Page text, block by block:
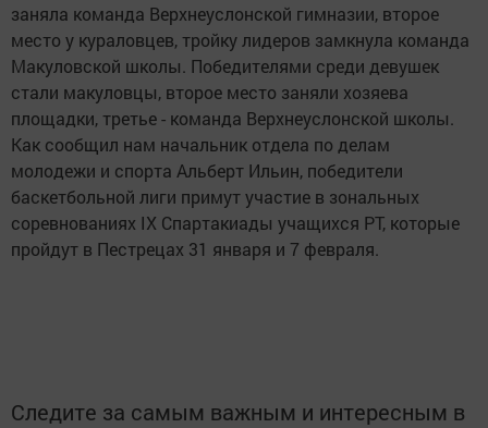
заняла команда Верхнеуслонской гимназии, второе
место у кураловцев, тройку лидеров замкнула команда
Макуловской школы. Победителями среди девушек
стали макуловцы, второе место заняли хозяева
площадки, третье - команда Верхнеуслонской школы.
Как сообщил нам начальник отдела по делам
молодежи и спорта Альберт Ильин, победители
баскетбольной лиги примут участие в зональных
соревнованиях IX Спартакиады учащихся РТ, которые
пройдут в Пестрецах 31 января и 7 февраля.
Следите за самым важным и интересным в